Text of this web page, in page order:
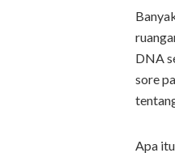
DNA
sore
Apa